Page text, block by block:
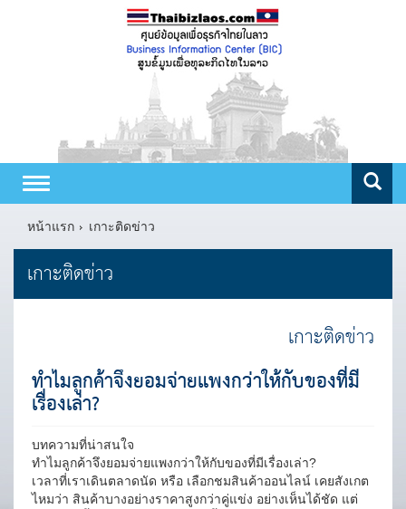
Toggle
navigation
หน้าแรก
เกาะติดข่าว
เกาะติดข่าว
เกาะติดข่าว
ทำไมลูกค้าจึงยอมจ่ายแพงกว่าให้กับของที่มี
เรื่องเล่า?
บทความที่น่าสนใจ
ทำไมลูกค้าจึงยอมจ่ายแพงกว่าให้กับของที่มีเรื่องเล่า?
เวลาที่เราเดินตลาดนัด หรือ เลือกชมสินค้าออนไลน์ เคยสังเกต
ไหมว่า สินค้าบางอย่างราคาสูงกว่าคู่แข่ง อย่างเห็นได้ชัด แต่